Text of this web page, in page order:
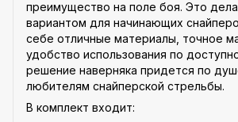
преимущество на поле боя. Это
вариантом для начинающих
себе отличные материалы, точное
удобство использования по
решение наверняка придется по
любителям снайперской стрельбы.
В комплект входит: